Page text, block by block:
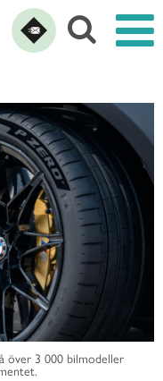
över 3 000 bilmodeller